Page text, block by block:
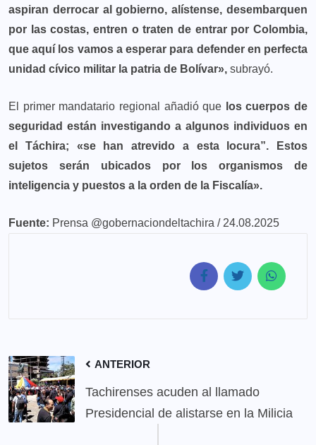
aspiran derrocar al gobierno, alístense, desembarquen
por las costas, entren o traten de entrar por Colombia,
que aquí los vamos a esperar para defender en perfecta
unidad cívico militar la patria de Bolívar», subrayó.
El primer mandatario regional añadió que los cuerpos de
seguridad están investigando a algunos individuos en
el Táchira; «se han atrevido a esta locura”. Estos
sujetos serán ubicados por los organismos de
inteligencia y puestos a la orden de la Fiscalía».
Fuente: Prensa @gobernaciondeltachira / 24.08.2025
ANTERIOR
Tachirenses acuden al llamado
Presidencial de alistarse en la Milicia